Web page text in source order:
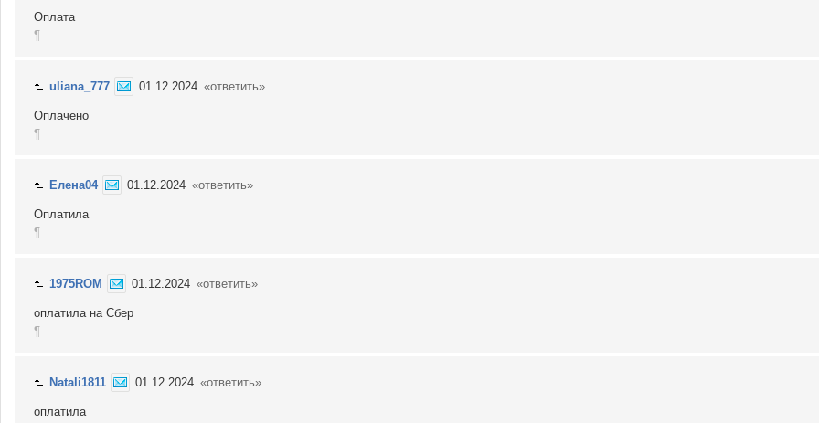
Оплата
¶
uliana_777 01.12.2024 «ответить»
Оплачено
¶
Елена04 01.12.2024 «ответить»
Оплатила
¶
1975ROM 01.12.2024 «ответить»
оплатила на Сбер
¶
Natali1811 01.12.2024 «ответить»
оплатила